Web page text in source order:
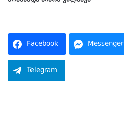
Facebook Messenger
Telegram